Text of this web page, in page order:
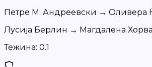
Петре М. Андреевски → Оливера
Лусија Берлин → Магдалена
Тежина: 0.1